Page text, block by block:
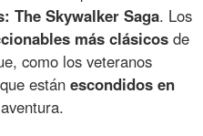
The Skywalker Saga. Los
más clásicos de
como los veteranos
estánescondidos en